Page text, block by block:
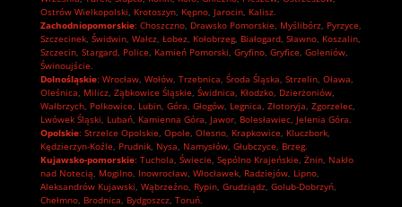
Ostrów Wielkopolski, Krotoszyn, Kępno, Jarocin, Kalisz.
Zachodniopomorskie: Choszczno, Drawsko Pomorskie, Myślibórz, Pyrzyce,
Szczecinek, Świdwin, Wałcz, Łobez, Kołobrzeg, Białogard, Sławno, Koszalin,
Szczecin, Stargard, Police, Kamień Pomorski, Gryfino, Gryfice, Goleniów,
Świnoujście.
Dolnośląskie: Wrocław, Wołów, Trzebnica, Środa Śląska, Strzelin, Oława,
Oleśnica, Milicz, Ząbkowice Śląskie, Świdnica, Kłodzko, Dzierżoniów,
Wałbrzych, Polkowice, Lubin, Góra, Głogów, Legnica, Złotoryja, Zgorzelec,
Lwówek Śląski, Lubań, Kamienna Góra, Jawor, Bolesławiec, Jelenia Góra.
Opolskie: Strzelce Opolskie, Opole, Olesno, Krapkowice, Kluczbork,
Kędzierzyn-Koźle, Prudnik, Nysa, Namysłów, Głubczyce, Brzeg.
Kujawsko-pomorskie: Tuchola, Świecie, Sępólno Krajeńskie, Żnin, Nakło
nad Notecią, Mogilno, Inowrocław, Włocławek, Radziejów, Lipno,
Aleksandrów Kujawski, Wąbrzeźno, Rypin, Grudziądz, Golub-Dobrzyń,
Chełmno, Brodnica, Bydgoszcz, Toruń.